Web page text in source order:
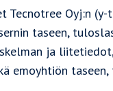
Tecnotree Oyj:n
taseen,
ja
emoyhtiön